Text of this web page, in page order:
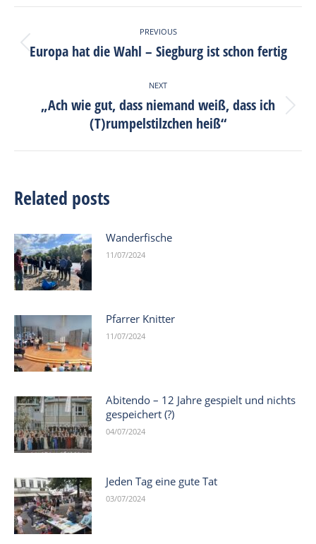
Facebook
X
PinterestLinkedIn
navigation
PREVIOUS
Previous
post:
Europa hat die Wahl – Siegburg ist schon fertig
NEXT
Next
post:
„Ach wie gut, dass niemand weiß, dass ich
(T)rumpelstilzchen heiß“
Related posts
Wanderfische
11/07/2024
Pfarrer Knitter
11/07/2024
Abitendo – 12 Jahre gespielt und nichts
gespeichert (?)
04/07/2024
Jeden Tag eine gute Tat
03/07/2024